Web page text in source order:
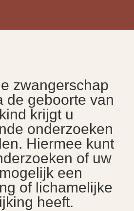
zwangerschap
de geboorte van
krijgt u
onderzoeken
Hiermee kunt
of uw
een
of lichamelijke
heeft.